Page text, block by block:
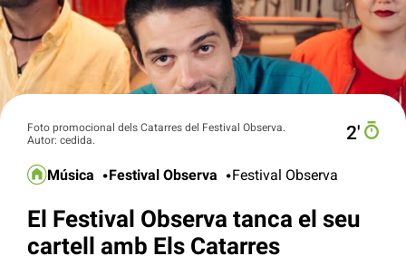
Foto promocional dels Catarres del Festival Observa.
Autor: cedida.
2′
Música Festival Observa Festival Observa
El Festival Observa tanca el seu
cartell amb Els Catarres